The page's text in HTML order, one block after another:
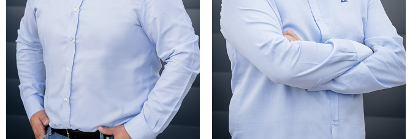
más de 15 años. Su vocación por la
construcción hace que siempre haya
estado en formación contínua,
convirtiendo su negocio en su
orientar una organización hacia la
mejora contínua. “El futuro tiene
muchos nombres. Para los déboles
es lo inalcanzable, para los
temorosos, lo desconocido. Para
los valientes es la oportunidad”
(Víctor Hugo).